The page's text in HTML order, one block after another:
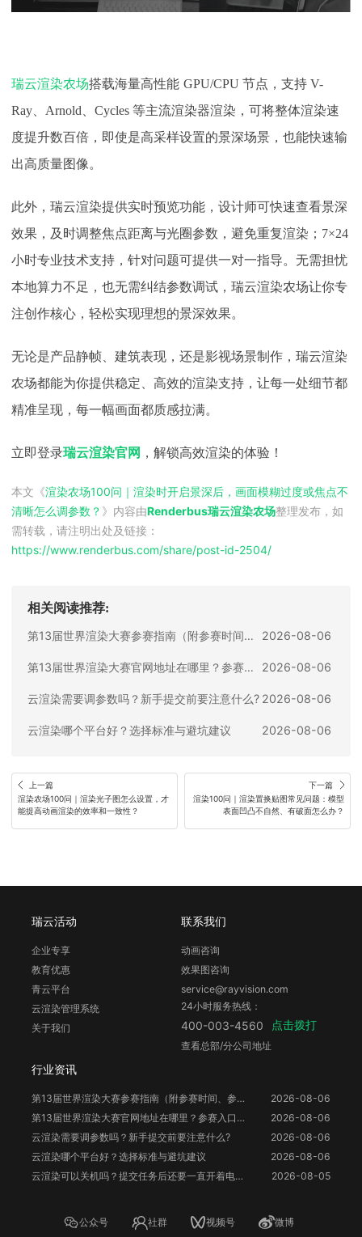
瑞云渲染农场搭载海量高性能 GPU/CPU 节点，支持 V-
Ray、Arnold、Cycles 等主流渲染器渲染，可将整体渲染速
度提升数百倍，即使是高采样设置的景深场景，也能快速输
出高质量图像。
此外，瑞云渲染提供实时预览功能，设计师可快速查看景深
效果，及时调整焦点距离与光圈参数，避免重复渲染； 7×24
小时专业技术支持，针对问题可提供一对一指导。无需担忧
本地算力不足，也无需纠结参数调试，瑞云渲染农场让你专
注创作核心，轻松实现理想的景深效果。​
无论是产品静帧、建筑表现，还是影视场景制作，瑞云渲染
农场都能为你提供稳定、高效的渲染支持，让每一处细节都
精准呈现，每一幅画面都质感拉满。
立即登录瑞云渲染官网 ，解锁高效渲染的体验！
本文《渲染农场100问｜渲染时开启景深后，画面模糊过度或焦点不
清晰怎么调参数？ 》内容由Renderbus瑞云渲染农场整理发布，如
需转载，请注明出处及链接：
https://www.renderbus.com/share/post-id-2504/
相关阅读推荐:
第13届世界渲染大赛参赛指南（附参赛时间、参赛要求、赛事奖励等）
2026-08-06
第13届世界渲染大赛官网地址在哪里？参赛入口与信息整理 2026-08-06
云渲染需要调参数吗？新手提交前要注意什么? 2026-08-06
云渲染哪个平台好？选择标准与避坑建议 2026-08-06
上一篇
渲染农场100问｜渲染光子图怎么设置，才
能提高动画渲染的效率和一致性？
下一篇
渲染100问｜渲染置换贴图常见问题：模型
表面凹凸不自然、有破面怎么办？
瑞云活动
企业专享
教育优惠
青云平台
云渲染管理系统
关于我们
行业资讯
第13届世界渲染大赛参赛指南（附参赛时间、参赛要求、赛事奖励等）
2026-08-06
第13届世界渲染大赛官网地址在哪里？参赛入口与信息整理
2026-08-06
云渲染需要调参数吗？新手提交前要注意什么?
2026-08-06
云渲染哪个平台好？选择标准与避坑建议
2026-08-06
云渲染可以关机吗？提交任务后还要一直开着电脑吗？
2026-08-05
联系我们
动画咨询
效果图咨询
service@rayvision.com
24小时服务热线：
400-003-4560 点击拨打
查看总部/分公司地址
公众号 社群 视频号 微博